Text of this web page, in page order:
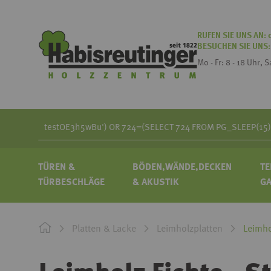
RUFEN SIE UNS AN:
BESUCHEN SIE UNS:
Mo - Fr: 8 - 18 Uhr,
Search
TÜREN &
TÜRBESCHLÄGE
BÖDEN,WÄNDE,DECKEN
& AKUSTIK
Platten & Lacke Leimholzplatten